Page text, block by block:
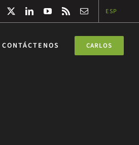
Facebook
TwitterLinkedInYouTube
Rss
CorreoESP
CONTÁCTENOS CARLOS